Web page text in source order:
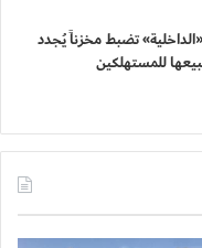
تضبط مخزناً يُجدد